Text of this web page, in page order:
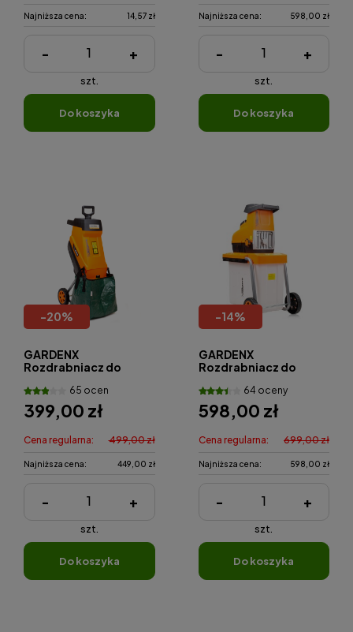
Najniższa cena: 14,57 zł
- +
szt.
do koszyka
Najniższa cena: 598,00 zł
- +
szt.
do koszyka
-20%
GARDENX
Rozdrabniacz do
65 ocen
399,00 zł
Cena regularna: 499,00 zł
Najniższa cena: 449,00 zł
- +
szt.
do koszyka
-14%
GARDENX
Rozdrabniacz do
64 oceny
598,00 zł
Cena regularna: 699,00 zł
Najniższa cena: 598,00 zł
- +
szt.
do koszyka